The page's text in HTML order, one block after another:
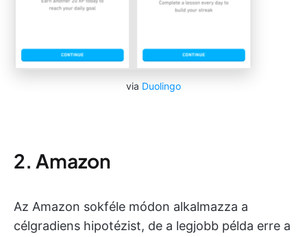
via Duolingo
2. Amazon
Az Amazon sokféle módon alkalmazza a
célgradiens hipotézist, de a legjobb példa erre a